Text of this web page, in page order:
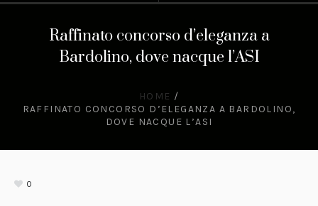
Raffinato concorso d’eleganza a
Bardolino, dove nacque l’ASI
HOME /
RAFFINATO CONCORSO D’ELEGANZA A BARDOLINO,
DOVE NACQUE L’ASI
0